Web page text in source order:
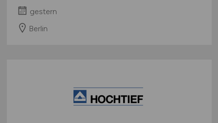
gestern
Berlin